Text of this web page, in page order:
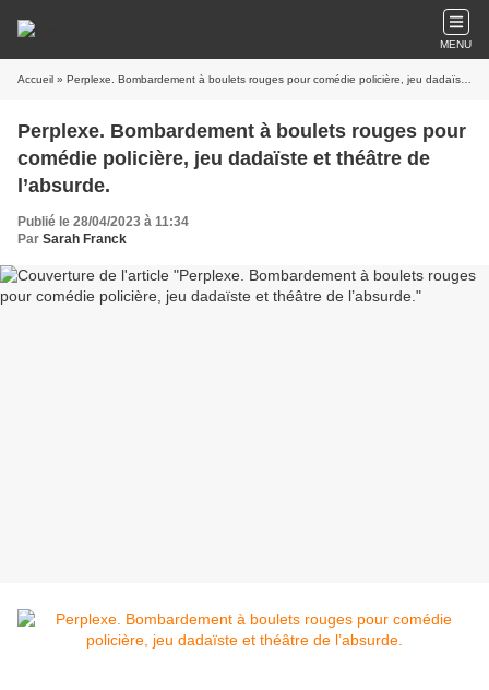
MENU
Accueil » Perplexe. Bombardement à boulets rouges pour comédie policière, jeu dadaïste et théâtre de l’absurde.
Perplexe. Bombardement à boulets rouges pour
comédie policière, jeu dadaïste et théâtre de
l’absurde.
Publié le 28/04/2023 à 11:34
Par Sarah Franck